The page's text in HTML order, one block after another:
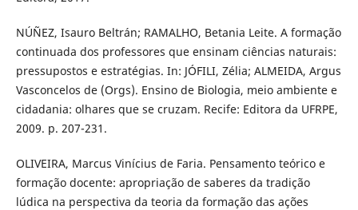
NÚÑEZ, Isauro Beltrán; RAMALHO, Betania Leite. A formação
continuada dos professores que ensinam ciências naturais:
pressupostos e estratégias. In: JÓFILI, Zélia; ALMEIDA, Argus
Vasconcelos de (Orgs). Ensino de Biologia, meio ambiente e
cidadania: olhares que se cruzam. Recife: Editora da UFRPE,
2009. p. 207-231.
OLIVEIRA, Marcus Vinícius de Faria. Pensamento teórico e
formação docente: apropriação de saberes da tradição
lúdica na perspectiva da teoria da formação das ações